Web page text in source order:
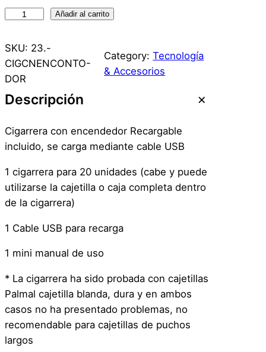
g
a
r
r
e
a
C
o
n
E
c
e
d
e
d
o
r
Añadir al carrito
SKU: 23.-
CIGCNENCONTO-
DOR
Category:Tecnología
& Accesorios
Descripción
Cigarrera con encendedor Recargable
incluido, se carga mediante cable USB
1 cigarrera para 20 unidades (cabe y puede
utilizarse la cajetilla o caja completa dentro
de la cigarrera)
1 Cable USB para recarga
1 mini manual de uso
* La cigarrera ha sido probada con cajetillas
Palmal cajetilla blanda, dura y en ambos
casos no ha presentado problemas, no
recomendable para cajetillas de puchos
largos